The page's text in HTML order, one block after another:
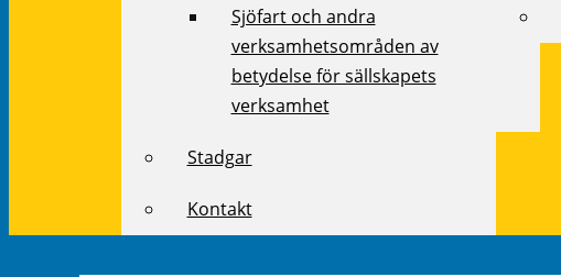
Sjöfart och andra
verksamhetsområden av
betydelse för sällskapets
verksamhet
Stadgar
Kontakt